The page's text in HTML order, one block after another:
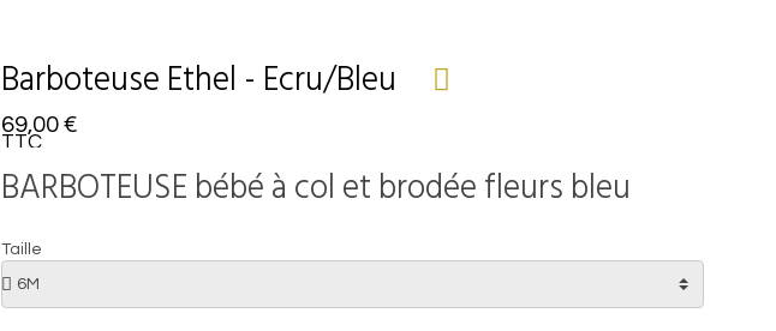
Barboteuse Ethel - Ecru/Bleu
69,00 €
TTC
BARBOTEUSE bébé à col et brodée fleurs bleu
Taille